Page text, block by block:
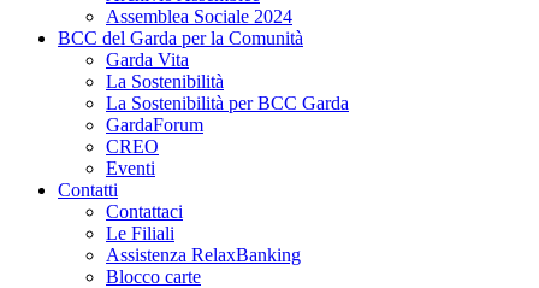
Assemblea Sociale 2024
BCC del Garda per la Comunità
Garda Vita
La Sostenibilità
La Sostenibilità per BCC Garda
GardaForum
CREO
Eventi
Contatti
Contattaci
Le Filiali
Assistenza RelaxBanking
Blocco carte